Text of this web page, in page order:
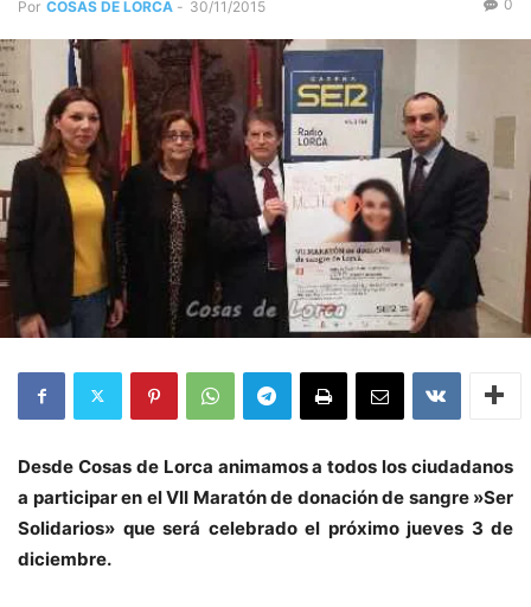
Por COSAS DE LORCA - 30/11/2015 0
Desde Cosas de Lorca animamos a todos los ciudadanos
a participar en el VII Maratón de donación de sangre »Ser
Solidarios» que será celebrado el próximo jueves 3 de
diciembre.